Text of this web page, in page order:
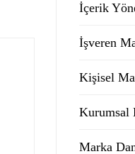
İçerik
İşveren
Kişisel
Marka